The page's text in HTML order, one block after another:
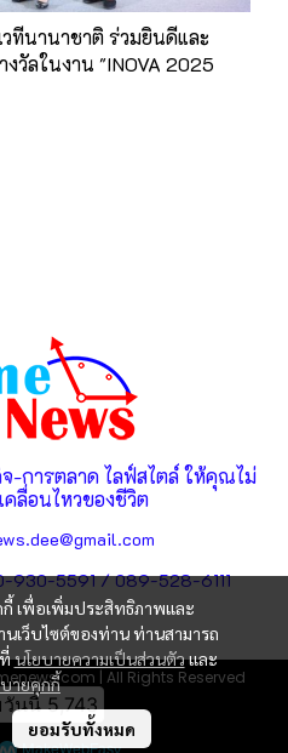
ทีนานาชาติ ร่วมยินดีและ
วัลในงาน "INOVA 2025
กี้ เพื่อเพิ่มประสิทธิภาพและ
เว็บไซต์ของท่าน ท่านสามารถ
ที่นโยบายความเป็นส่วนตัวและ
ายคุกกี้
ยอมรับทั้งหมด
-การตลาด ไลฟ์สไตล์ ให้คุณไม่
ลื่อนไหวของชีวิต
930-5591 / 089-528-6111
| All Rights Reserved
วันนี้5,743